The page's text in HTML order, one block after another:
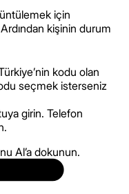
kodu olan
seçmek isterseniz
girin. Telefon
Al’a dokunun.
için
kişinin durum